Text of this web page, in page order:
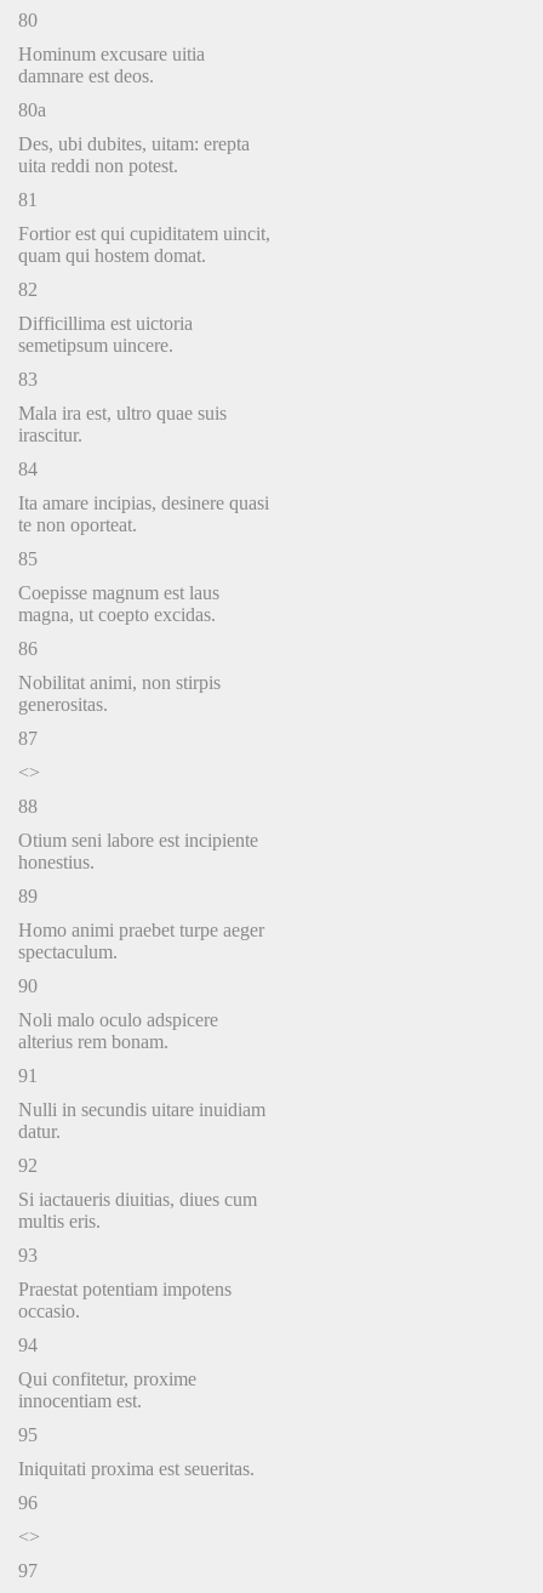
80
Hominum excusare uitia
damnare est deos.
80a
Des, ubi dubites, uitam: erepta
uita reddi non potest.
81
Fortior est qui cupiditatem uincit,
quam qui hostem domat.
82
Difficillima est uictoria
semetipsum uincere.
83
Mala ira est, ultro quae suis
irascitur.
84
Ita amare incipias, desinere quasi
te non oporteat.
85
Coepisse magnum est laus
magna, ut coepto excidas.
86
Nobilitat animi, non stirpis
generositas.
87
<>
88
Otium seni labore est incipiente
honestius.
89
Homo animi praebet turpe aeger
spectaculum.
90
Noli malo oculo adspicere
alterius rem bonam.
91
Nulli in secundis uitare inuidiam
datur.
92
Si iactaueris diuitias, diues cum
multis eris.
93
Praestat potentiam impotens
occasio.
94
Qui confitetur, proxime
innocentiam est.
95
Iniquitati proxima est seueritas.
96
<>
97